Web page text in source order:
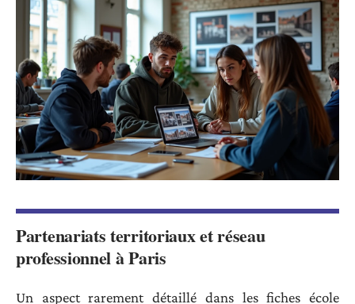
Partenariats territoriaux et réseau
professionnel à Paris
Un aspect rarement détaillé dans les fiches école